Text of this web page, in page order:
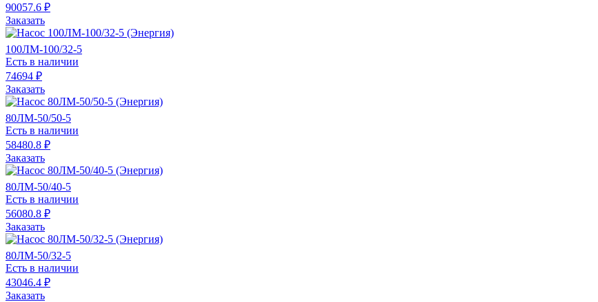
90057.6 ₽
Заказать
100ЛМ-100/32-5
Есть в наличии
74694 ₽
Заказать
80ЛМ-50/50-5
Есть в наличии
58480.8 ₽
Заказать
80ЛМ-50/40-5
Есть в наличии
56080.8 ₽
Заказать
80ЛМ-50/32-5
Есть в наличии
43046.4 ₽
Заказать